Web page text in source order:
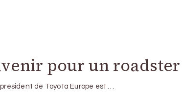
pour un
de Toyota Europe est …